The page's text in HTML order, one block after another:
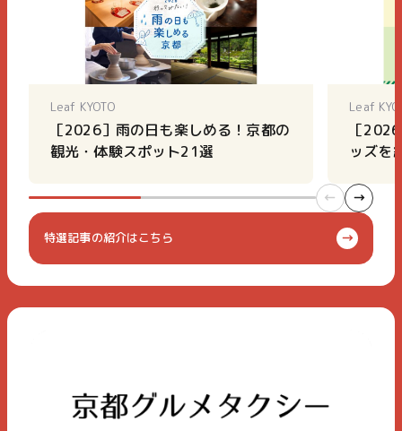
Leaf KYOTO
［2026］雨の日も楽しめる！京都の
観光・体験スポット21選
Leaf
［
ッズを
特選記事の紹介はこちら